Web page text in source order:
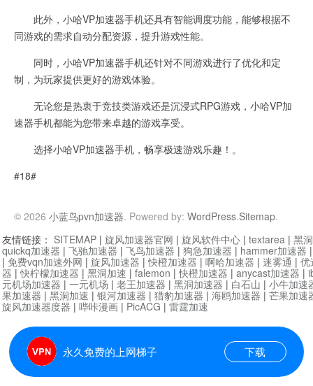
此外，小哈VP加速器手机还具有智能调度功能，能够根据不
同游戏的需求自动分配资源，提升游戏性能。
同时，小哈VP加速器手机还针对不同游戏进行了优化和定
制，为玩家提供更好的游戏体验。
无论您是热衷于竞技类游戏还是沉浸式RPG游戏，小哈VP加
速器手机都能为您带来卓越的游戏享受。
选择小哈VP加速器手机，畅享极速游戏乐趣！。
#18#
© 2026 小蓝鸟pvn加速器. Powered by: WordPress.Sitemap.
永久免费的上网梯子 下载
友情链接： SITEMAP | 旋风加速器官网 | 旋风软件中心 | textarea | 黑
quickq加速器 | 飞驰加速器 | 飞鸟加速器 | 狗急加速器 | hammer加速器
| 免费vqn加速外网 | 旋风加速器 |快橙加速器 | 啊哈加速器 | 迷雾通 | 优
器 |快柠檬加速器 | 黑洞加速 | falemon |快橙加速器 | anycast加速器 |
元机场加速器 | 一元机场 | 老王加速器 | 黑洞加速器 | 白石山 | 小牛加速
果加速器 | 黑洞加速 | 银河加速器 | 猎豹加速器 | 海鸥加速器 | 芒果加速
旋风加速器度器 | 哔咔漫画 | PicACG | 雷霆加速